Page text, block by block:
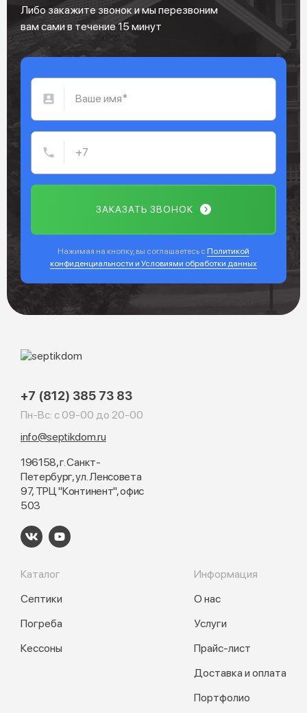
Либо закажите звонок и мы перезвоним
вам сами в течение 15 минут
ЗАКАЗАТЬ ЗВОНОК
Нажимая на кнопку, вы соглашаетесь с Политикой
конфиденциальности и Условиями обработки данных
+7 (812) 385 73 83
Пн-Вс: с 09-00 до 20-00
info@septikdom.ru
196158, г. Санкт-
Петербург, ул. Ленсовета
97, ТРЦ "Континент", офис
503
Каталог
Септики
Погреба
Кессоны
Информация
О нас
Услуги
Прайс-лист
Доставка и оплата
Портфолио